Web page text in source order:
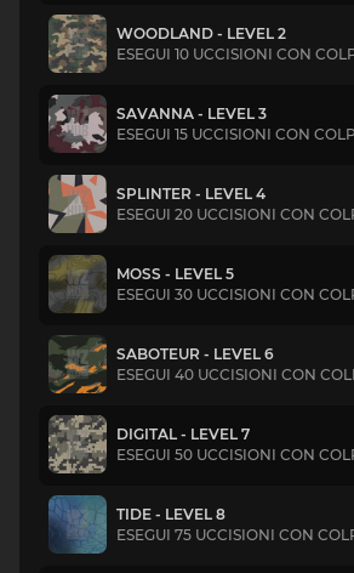
WOODLAND - LEVEL 2
ESEGUI 10 UCCISIONI CON
SAVANNA - LEVEL 3
ESEGUI 15 UCCISIONI CON
SPLINTER - LEVEL 4
ESEGUI 20 UCCISIONI CON
MOSS - LEVEL 5
ESEGUI 30 UCCISIONI CON
SABOTEUR - LEVEL 6
ESEGUI 40 UCCISIONI CON
DIGITAL - LEVEL 7
ESEGUI 50 UCCISIONI CON
TIDE - LEVEL 8
ESEGUI 75 UCCISIONI CON